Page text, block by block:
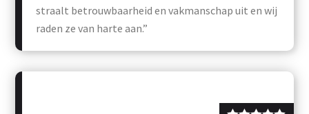
straalt betrouwbaarheid en vakmanschap uit en wij
raden ze van harte aan.”